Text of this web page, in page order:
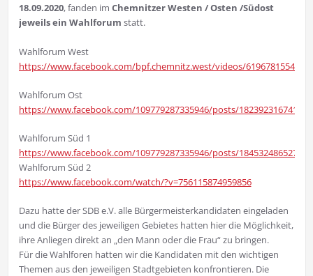
18.09.2020, fanden im Chemnitzer Westen / Osten /Südost
jeweils ein Wahlforum statt.
Wahlforum West
https://www.facebook.com/bpf.chemnitz.west/videos/
Wahlforum Ost
https://www.facebook.com/109779287335946/posts/
Wahlforum Süd 1
https://www.facebook.com/109779287335946/posts/
Wahlforum Süd 2
https://www.facebook.com/watch/?v=756115874959856
Dazu hatte der SDB e.V. alle Bürgermeisterkandidaten eingeladen
und die Bürger des jeweiligen Gebietes hatten hier die Möglichkeit,
ihre Anliegen direkt an „den Mann oder die Frau“ zu bringen.
Für die Wahlforen hatten wir die Kandidaten mit den wichtigen
Themen aus den jeweiligen Stadtgebieten konfrontieren. Die